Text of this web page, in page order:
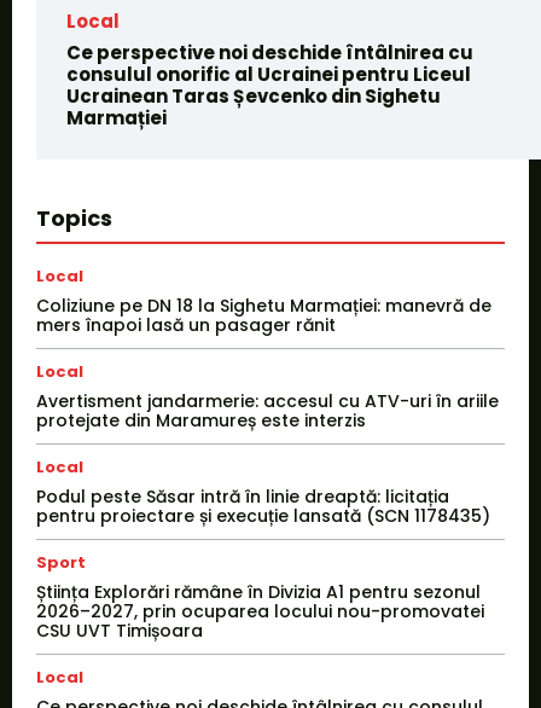
Local
Ce perspective noi deschide întâlnirea cu
consulul onorific al Ucrainei pentru Liceul
Ucrainean Taras Șevcenko din Sighetu
Marmației
Topics
Local
Coliziune pe DN 18 la Sighetu Marmației: manevră de
mers înapoi lasă un pasager rănit
Local
Avertisment jandarmerie: accesul cu ATV-uri în ariile
protejate din Maramureș este interzis
Local
Podul peste Săsar intră în linie dreaptă: licitația
pentru proiectare și execuție lansată (SCN 1178435)
Sport
Știința Explorări rămâne în Divizia A1 pentru sezonul
2026–2027, prin ocuparea locului nou-promovatei
CSU UVT Timișoara
Local